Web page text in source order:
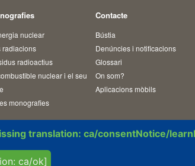
nuclear
radiacions
radioactius
nuclear i el seu
monografies
Contacte
Bústia
Denúncies i notificacions
Glossari
On som?
Aplicacions mòbils
translation: ca/consentNotice/
ca/ok]